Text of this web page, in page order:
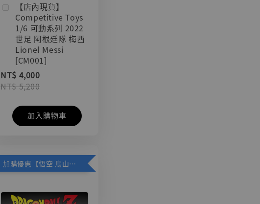
【店內現貨】
Competitive Toys
1/6 可動系列 2022
世足 阿根廷隊 梅西
Lionel Messi
[CM001]
NT$ 4,000
NT$ 5,200
加入購物車
加購優惠【悟空 鳥山明紀念款 [奇蹟工作室]】